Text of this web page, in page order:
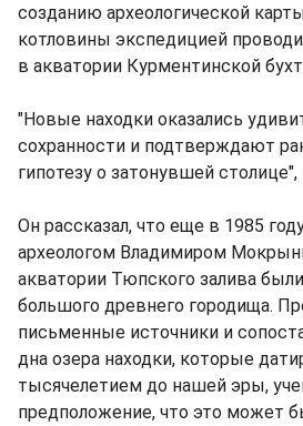
созданию археологической
котловины экспедицией
в акватории Курментинской
"Новые находки оказались
сохранности и подтверждают
гипотезу о затонувшей
Он рассказал, что еще в 1985
археологом Владимиром
акватории Тюпского залива
большого древнего городища.
письменные источники и
дна озера находки, которые
тысячелетием до нашей эры,
предположение, что это может